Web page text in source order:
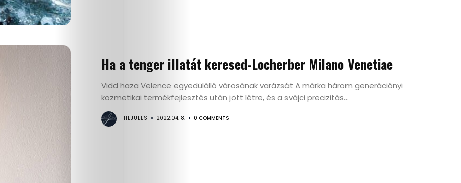
Életmód
Utazás
Ha a tenger illatát keresed-Locherber Milano Venetiae
Vidd haza Velence egyedülálló városának varázsát A márka három generációnyi
kozmetikai termékfejlesztés után jött létre, és a svájci precizitás...
THEJULES 2022.04.18. 0 COMMENTS